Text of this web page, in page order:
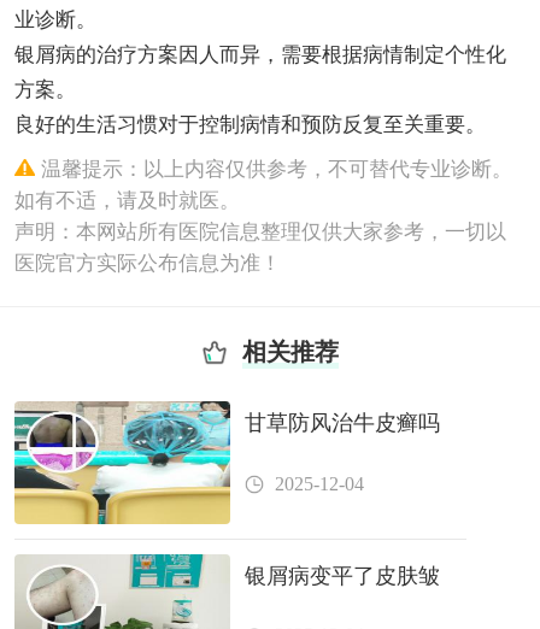
业诊断。
银屑病的治疗方案因人而异，需要根据病情制定个性化
方案。
良好的生活习惯对于控制病情和预防反复至关重要。
温馨提示：以上内容仅供参考，不可替代专业诊断。
如有不适，请及时就医。
声明：本网站所有医院信息整理仅供大家参考，一切以
医院官方实际公布信息为准！
相关推荐
甘草防风治牛皮癣吗
2025-12-04
银屑病变平了皮肤皱